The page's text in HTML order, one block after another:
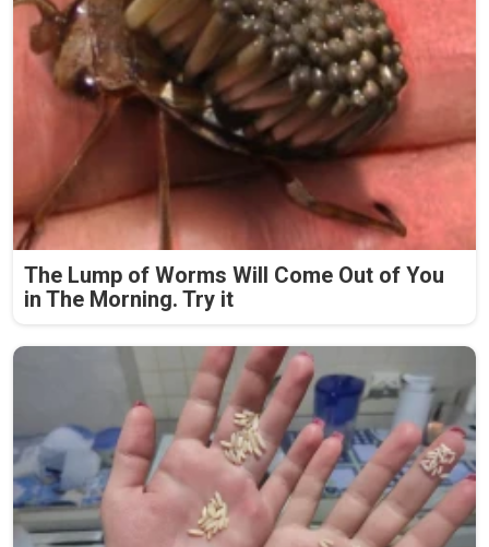
The Lump of Worms Will Come Out of You
in The Morning. Try it